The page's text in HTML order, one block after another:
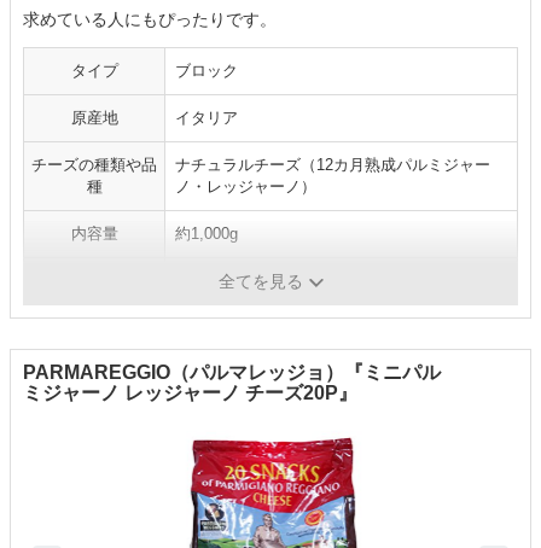
求めている人にもぴったりです。
タイプ ブロック
原産地 イタリア
チーズの種類や品
種
ナチュラルチーズ（12カ月熟成パルミジャー
ノ・レッジャーノ）
内容量 約1,000g
生乳、食塩全てを見る
PARMAREGGIO（パルマレッジョ）『ミニパル
ミジャーノ レッジャーノ チーズ20P』